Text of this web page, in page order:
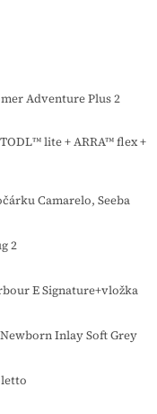
Adventure Plus 2
lite + ARRA™ flex +
Camarelo, Seeba
2
E Signature+vložka
Inlay Soft Grey